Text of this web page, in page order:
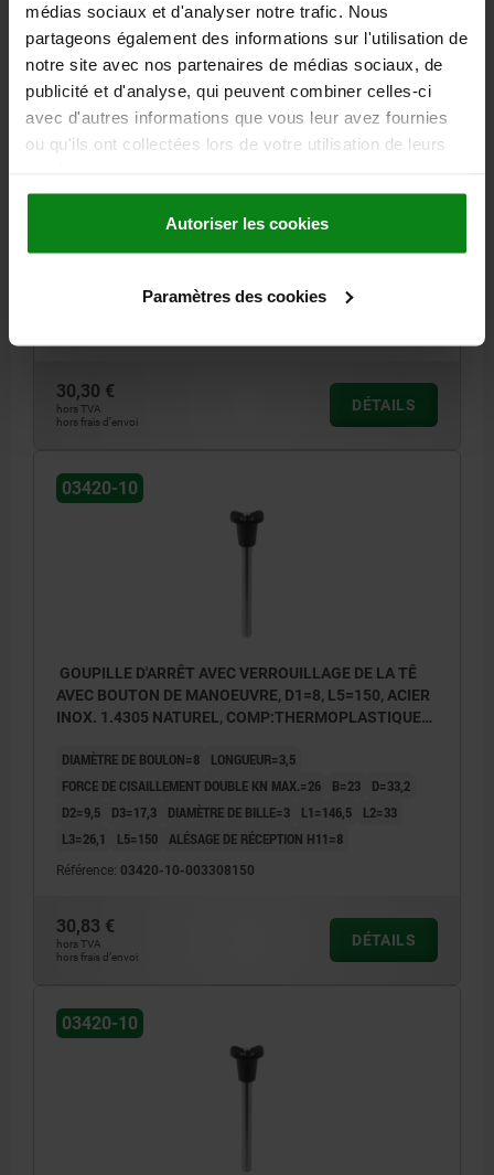
médias sociaux et d'analyser notre trafic. Nous
partageons également des informations sur l'utilisation de
notre site avec nos partenaires de médias sociaux, de
publicité et d'analyse, qui peuvent combiner celles-ci
avec d'autres informations que vous leur avez fournies
ou qu'ils ont collectées lors de votre utilisation de leurs
Autoriser les cookies
Paramètres des cookies
GOUPILLE D'ARRÊT AVEC VERROUILLAGE DE LA TÊ
DIAMÈTRE DE BOULON=8 LONGUEUR=3,5
FORCE DE CISAILLEMENT DOUBLE KN MAX.=26 B=23 D=33,2
L5=100 ALÉSAGE DE RÉCEPTION H11=8
30,30 €
hors TVA
hors frais d’envoi
DÉTAILS
03420-10
GOUPILLE D'ARRÊT AVEC VERROUILLAGE DE LA TÊ
AVEC BOUTON DE MANOEUVRE, D1=8, L5=150, ACIER
INOX. 1.4305 NATUREL, COMP:THERMOPLASTIQUE
DIAMÈTRE DE BOULON=8
LONGUEUR=3,5
FORCE DE CISAILLEMENT DOUBLE KN MAX.=26
B=23
D=33,2
D2=9,5
D3=17,3 DIAMÈTRE DE BILLE=3 L1=146,5
L2=33
L3=26,1
L5=150 ALÉSAGE DE RÉCEPTION H11=8
Référence: 03420-10-003308150
30,83 €
hors TVA
hors frais d’envoi
DÉTAILS
03420-10